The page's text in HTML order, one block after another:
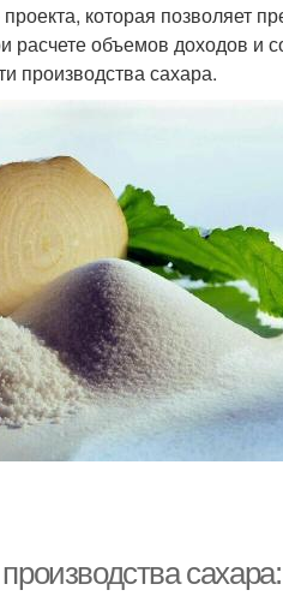
которая позволяет
расчете объемов доходов и
производства сахара.